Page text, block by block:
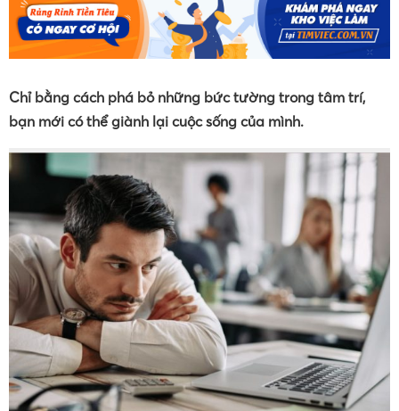
Chỉ bằng cách phá bỏ những bức tường trong tâm trí,
bạn mới có thể giành lại cuộc sống của mình.